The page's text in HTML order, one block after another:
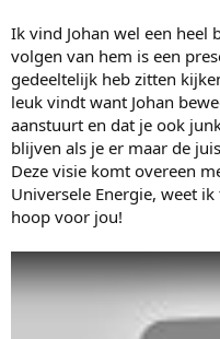
Ik vind Johan wel een heel
volgen van hem is een
gedeeltelijk heb zitten
leuk vindt want Johan
aanstuurt en dat je ook
blijven als je er maar de
Deze visie komt overeen
Universele Energie, weet
hoop voor jou!